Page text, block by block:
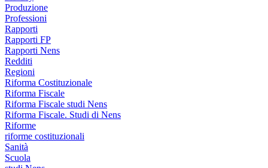
Produzione
Professioni
Rapporti
Rapporti FP
Rapporti Nens
Redditi
Regioni
Riforma Costituzionale
Riforma Fiscale
Riforma Fiscale studi Nens
Riforma Fiscale. Studi di Nens
Riforme
riforme costituzionali
Sanità
Scuola